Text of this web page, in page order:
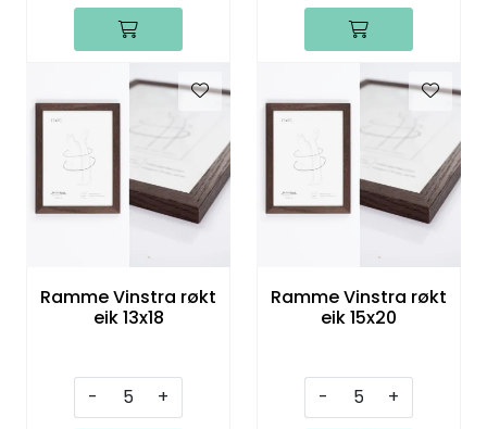
Ramme Vinstra røkt
eik 13x18
- +
Ramme Vinstra røkt
eik 15x20
- +